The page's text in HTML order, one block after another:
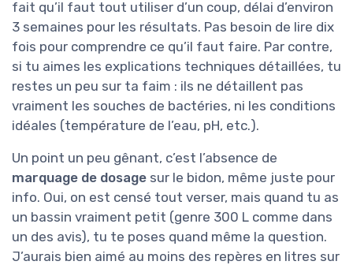
fait qu’il faut tout utiliser d’un coup, délai d’environ
3 semaines pour les résultats. Pas besoin de lire dix
fois pour comprendre ce qu’il faut faire. Par contre,
si tu aimes les explications techniques détaillées, tu
restes un peu sur ta faim : ils ne détaillent pas
vraiment les souches de bactéries, ni les conditions
idéales (température de l’eau, pH, etc.).
Un point un peu gênant, c’est l’absence de
marquage de dosage sur le bidon, même juste pour
info. Oui, on est censé tout verser, mais quand tu as
un bassin vraiment petit (genre 300 L comme dans
un des avis), tu te poses quand même la question.
J’aurais bien aimé au moins des repères en litres sur